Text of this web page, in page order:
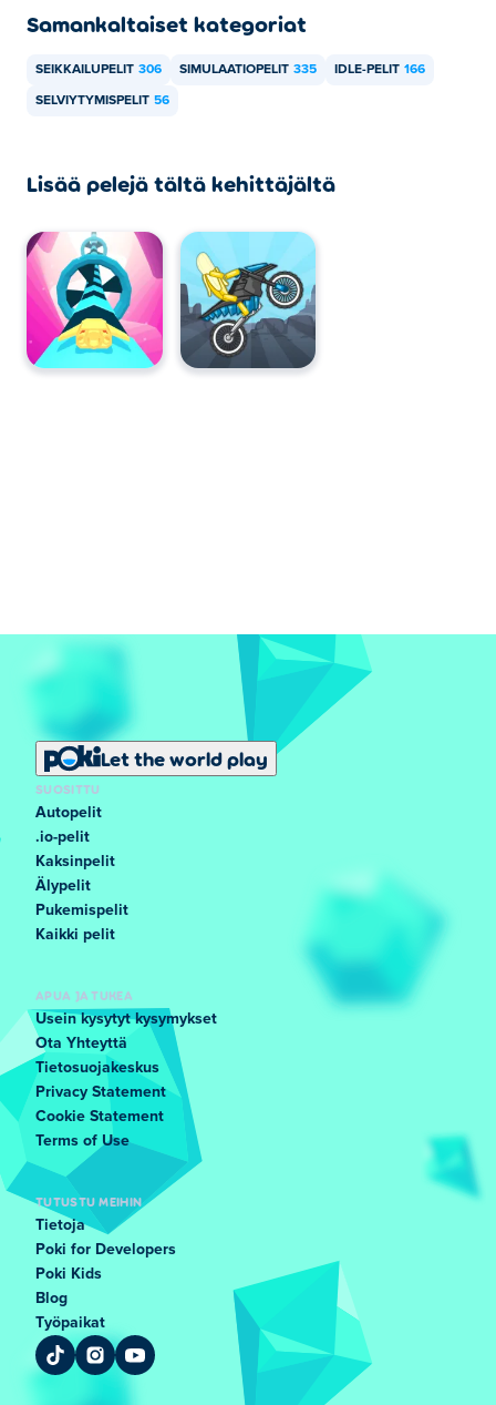
Samankaltaiset kategoriat
SEIKKAILUPELIT 306 SIMULAATIOPELIT 335 IDLE-PELIT 166
SELVIYTYMISPELIT 56
Lisää pelejä tältä kehittäjältä
Let the world play
SUOSITTU
Autopelit
.io-pelit
Kaksinpelit
Älypelit
Pukemispelit
Kaikki pelit
APUA JA TUKEA
Usein kysytyt kysymykset
Ota Yhteyttä
Tietosuojakeskus
Privacy Statement
Cookie Statement
Terms of Use
TUTUSTU MEIHIN
Tietoja
Poki for Developers
Poki Kids
Blog
Työpaikat